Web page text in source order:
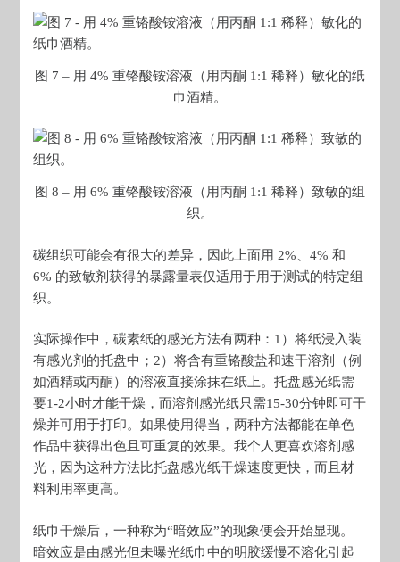
图 7 – 用 4% 重铬酸铵溶液（用丙酮 1:1 稀释）敏化的纸
巾酒精。
图 8 – 用 6% 重铬酸铵溶液（用丙酮 1:1 稀释）致敏的组
织。
碳组织可能会有很大的差异，因此上面用 2%、4% 和
6% 的致敏剂获得的暴露量表仅适用于用于测试的特定组
织。
实际操作中，碳素纸的感光方法有两种：1）将纸浸入装
有感光剂的托盘中；2）将含有重铬酸盐和速干溶剂（例
如酒精或丙酮）的溶液直接涂抹在纸上。托盘感光纸需
要1-2小时才能干燥，而溶剂感光纸只需15-30分钟即可干
燥并可用于打印。如果使用得当，两种方法都能在单色
作品中获得出色且可重复的效果。我个人更喜欢溶剂感
光，因为这种方法比托盘感光纸干燥速度更快，而且材
料利用率更高。
纸巾干燥后，一种称为“暗效应”的现象便会开始显现。
暗效应是由感光但未曝光纸巾中的明胶缓慢不溶化引起